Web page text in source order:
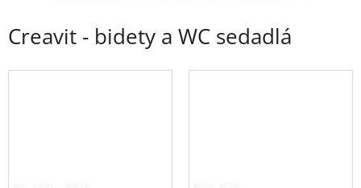
B
o
č
Creavit - bidety a WC sedadlá